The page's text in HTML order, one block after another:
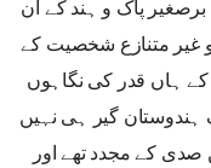
ولی اﷲمحدث دہلوی (1703-1762) برصغیر پاک و ہند کے ان
غیر متنازع شخصیت کے
ہاں قدر کی نگاہوں
گیر ہی نہیں
صدی کے مجدد تھے اور